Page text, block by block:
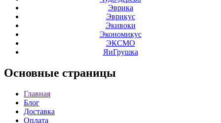
Эврика
Эврикус
Экивоки
Экономикус
ЭКСМО
ЯиГрушка
Основные страницы
Главная
Блог
Доставка
Оплата